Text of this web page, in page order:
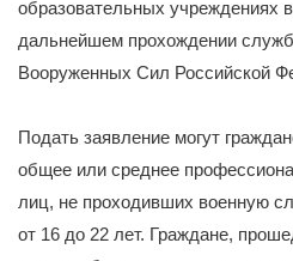
образовательных учреждениях
дальнейшем прохождении
Вооруженных Сил Российской
Подать заявление могут
общее или среднее
лиц, не проходивших военную
от 16 до 22 лет. Граждане,